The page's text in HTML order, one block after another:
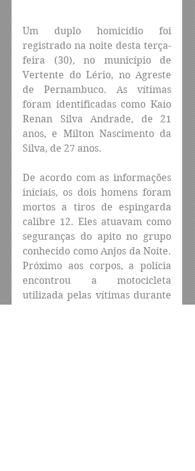
Um duplo homicídio foi
registrado na noite desta terça-
feira (30), no município de
Vertente do Lério, no Agreste
de Pernambuco. As vítimas
foram identificadas como Kaio
Renan Silva Andrade, de 21
anos, e Milton Nascimento da
Silva, de 27 anos.
De acordo com as informações
iniciais, os dois homens foram
mortos a tiros de espingarda
calibre 12. Eles atuavam como
seguranças do apito no grupo
conhecido como Anjos da Noite.
Próximo aos corpos, a polícia
encontrou a motocicleta
utilizada pelas vítimas durante